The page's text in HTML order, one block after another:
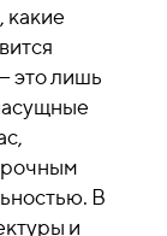
какие
это лишь
В
и